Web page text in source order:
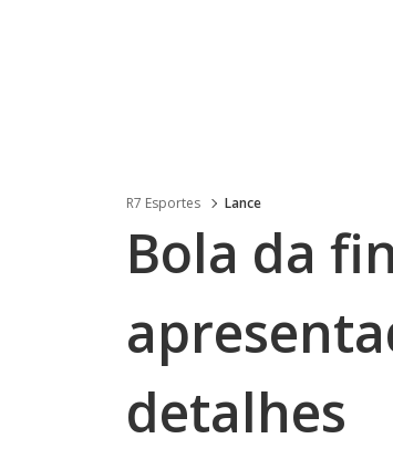
R7 Esportes Lance
Bola da
detalhes